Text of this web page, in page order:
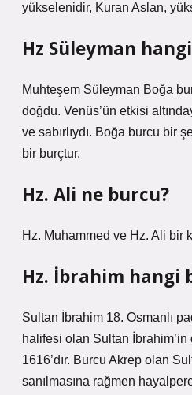
yükselenidir, Kuran Aslan,
Hz Süleyman
Muhteşem Süleyman Boğa
doğdu. Venüs’ün etkisi
ve sabırlıydı. Boğa burcu bir
bir burçtur.
Hz. Ali ne burcu?
Hz. Muhammed ve Hz. Ali bir
Hz. İbrahim hangi
Sultan İbrahim 18. Osmanlı
halifesi olan Sultan İbrahim’in
1616’dır. Burcu Akrep olan
sanılmasına rağmen